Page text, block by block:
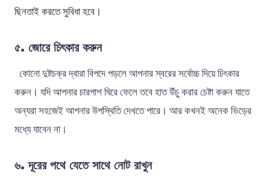
ছিনতাই করতে সুবিধা হবে।
৫. জোরে চিৎকার করুন
কোনো দুষ্টচক্র দ্বারা বিপদে পড়লে আপনার স্বরের সর্বোচ্চ দিয়ে চিৎকার
করুন। যদি আপনার চারপাশ ঘিরে ফেলে তবে হাত উঁচু করার চেষ্টা করুন যাতে
অন্যরা সহজেই আপনার উপস্থিতি দেখতে পারে। আর কখনই অনেক ভিড়ের
মধ্যে যাবেন না।
৬.দূরের পথে যেতেসাথেনোট রাখুন